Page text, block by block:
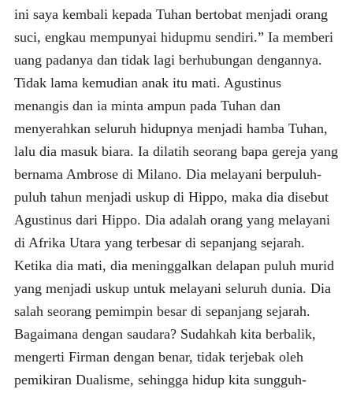
ini saya kembali kepada Tuhan bertobat menjadi orang
suci, engkau mempunyai hidupmu sendiri.” Ia memberi
uang padanya dan tidak lagi berhubungan dengannya.
Tidak lama kemudian anak itu mati. Agustinus
menangis dan ia minta ampun pada Tuhan dan
menyerahkan seluruh hidupnya menjadi hamba Tuhan,
lalu dia masuk biara. Ia dilatih seorang bapa gereja yang
bernama Ambrose di Milano. Dia melayani berpuluh-
puluh tahun menjadi uskup di Hippo, maka dia disebut
Agustinus dari Hippo. Dia adalah orang yang melayani
di Afrika Utara yang terbesar di sepanjang sejarah.
Ketika dia mati, dia meninggalkan delapan puluh murid
yang menjadi uskup untuk melayani seluruh dunia. Dia
salah seorang pemimpin besar di sepanjang sejarah.
Bagaimana dengan saudara? Sudahkah kita berbalik,
mengerti Firman dengan benar, tidak terjebak oleh
pemikiran Dualisme, sehingga hidup kita sungguh-